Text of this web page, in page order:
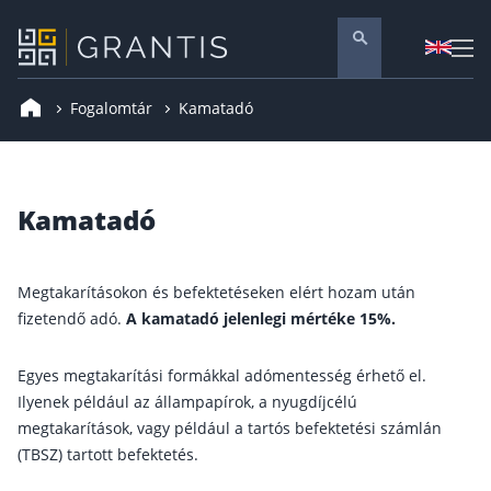
Nyugdíj előtakarékossági számla (NYESZ)
Nyugdíj megtakarítás – Így válassz
Magánnyugdíjpénztár összefoglaló
Nyugdíjkorhatár táblázat és útmutató
Fogalomtár Kamatadó
Kamatadó
Megtakarításokon és befektetéseken elért hozam után
fizetendő adó. A kamatadó jelenlegi mértéke 15%.
Egyes megtakarítási formákkal adómentesség érhető el.
Ilyenek például az állampapírok, a nyugdíjcélú
megtakarítások, vagy például a tartós befektetési számlán
(TBSZ) tartott befektetés.